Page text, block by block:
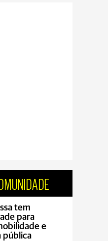
tem
para
e
pública